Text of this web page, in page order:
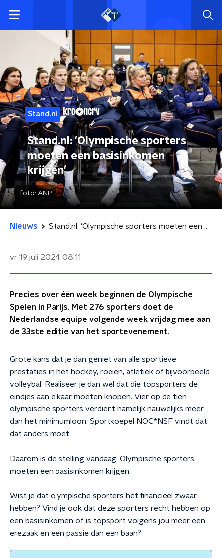
Stand.nl
Stand.nl: 'Olympische sporters
moeten een basisinkomen
krijgen'
foto: ANP
Nieuws Stand.nl: 'Olympische sporters moeten een basisinkomen krijgen'
vr 19 juli 2024 08:11
Precies over één week beginnen de Olympische
Spelen in Parijs. Met 276 sporters doet de
Nederlandse equipe volgende week vrijdag mee aan
de 33ste editie van het sportevenement.
Grote kans dat je dan geniet van alle sportieve
prestaties in het hockey, roeien, atletiek of bijvoorbeeld
volleybal. Realiseer je dan wel dat die topsporters de
eindjes aan elkaar moeten knopen. Vier op de tien
olympische sporters verdient namelijk nauwelijks meer
dan het minimumloon. Sportkoepel NOC*NSF vindt dat
dat anders moet.
Daarom is de stelling vandaag: Olympische sporters
moeten een basisinkomen krijgen.
Wist je dat olympische sporters het financieel zwaar
hebben? Vind je ook dat deze sporters recht hebben op
een basisinkomen of is topsport volgens jou meer een
erezaak en een passie dan een baan?